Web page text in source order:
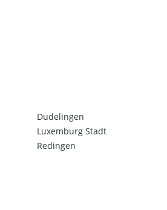
Dudelingen
Luxemburg Stadt
Redingen